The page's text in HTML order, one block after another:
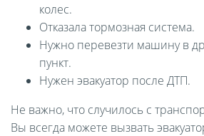
колес.
Отказала тормозная система.
Нужно перевезти машину в
пункт.
Нужен эвакуатор после ДТП.
Не важно, что случилось с
Вы всегда можете вызвать